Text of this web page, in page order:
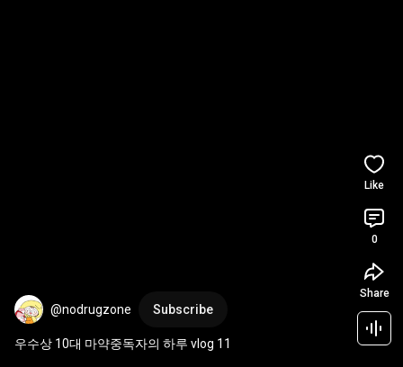
@nodrugzone Subscribe
우수상 10대 마약중독자의 하루 vlog 11
Like
0
Share